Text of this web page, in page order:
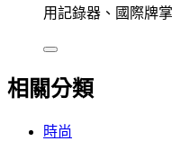
用記錄器、國際牌
相關分類
時尚